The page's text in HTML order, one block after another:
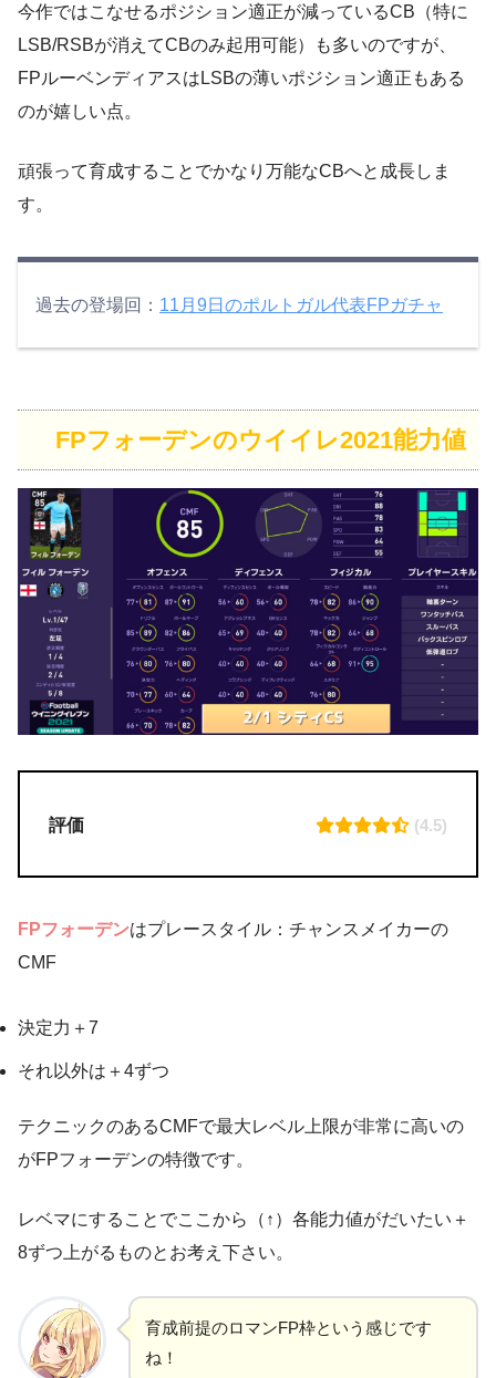
今作ではこなせるポジション適正が減っているCB（特に
LSB/RSBが消えてCBのみ起用可能）も多いのですが、
FPルーベンディアスはLSBの薄いポジション適正もある
のが嬉しい点。
頑張って育成することでかなり万能なCBへと成長しま
す。
過去の登場回： 11月9日のポルトガル代表FPガチャ
FPフォーデンのウイイレ2021能力値
評価 (4.5)
FPフォーデンはプレースタイル：チャンスメイカーの
CMF
決定力＋7
それ以外は＋4ずつ
テクニックのあるCMFで最大レベル上限が非常に高いの
がFPフォーデンの特徴です。
レベマにすることでここから（↑）各能力値がだいたい＋
8ずつ上がるものとお考え下さい。
育成前提のロマンFP枠という感じです
ね！